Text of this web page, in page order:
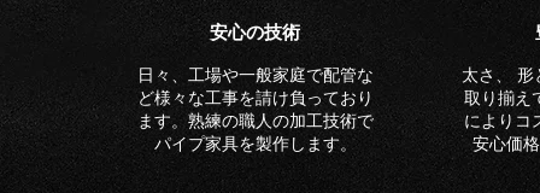
​安心の技術
​日々、工場や一般家庭で配管な
ど様々な工事を請け負っており
ます。熟練の職人の加工技術で
パイプ家具を製作します。
太さ、 形
取り揃え
によりコ
安心価